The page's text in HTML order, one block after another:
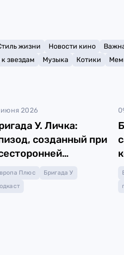
жизни Новости кино
звездам Музыка Котики
июня 2026
У. Личка:
созданный при
лета
Плюс
Бригада У